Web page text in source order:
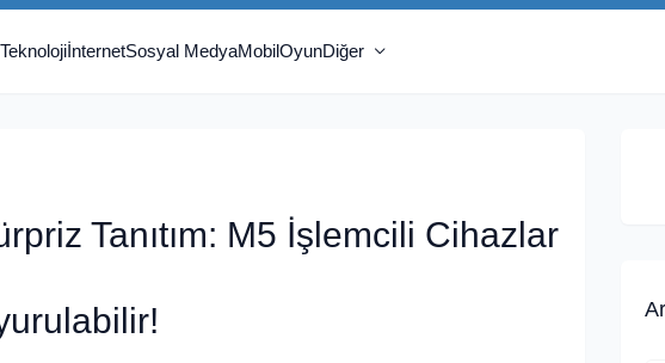
TeknolojiİnternetSosyal MedyaMobilOyunDiğer
Tanıtım: M5 İşlemcili Cihazlar